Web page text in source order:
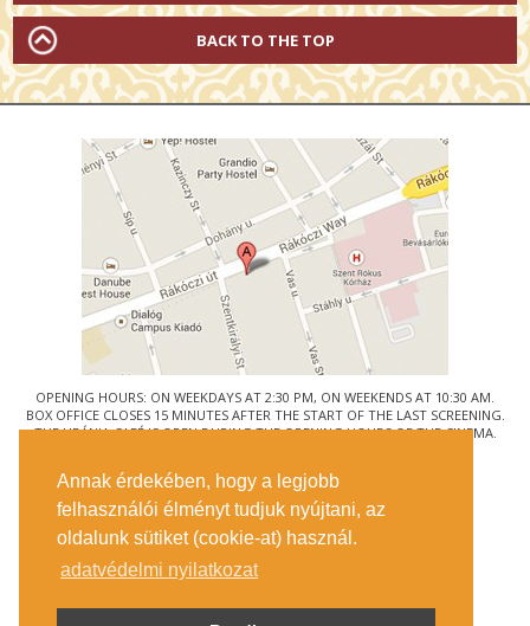
Annak érdekében, hogy a legjobb
felhasználói élményt tudjuk nyújtani, az
oldalunk sütiket (cookie-at) használ.
adatvédelmi nyilatkozat
BACK TO THE TOP
OPENING HOURS: ON WEEKDAYS AT 2:30 PM, ON WEEKENDS AT 10:30 AM.
BOX OFFICE CLOSES 15 MINUTES AFTER THE START OF THE LAST SCREENING.
THE URÁNIA CAFÉ IS OPEN DURING THE OPENING HOURS OF THE CINEMA.
1088 BUDAPEST, RÁKÓCZI ÚT 21.
GETTING HERE
TICKET INFO
CONTACT US
COMPANY DETAILS